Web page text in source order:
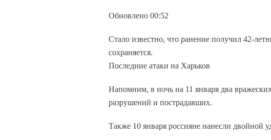
Обновлено 00:52
Стало известно, что ранение получил 42-
сохраняется.
Последние атаки на Харьков
Напомним, в ночь на 11 января два
разрушений и пострадавших.
Также 10 января россияне нанесли двойной